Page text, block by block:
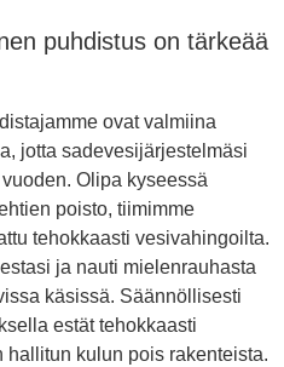
puhdistus on tärkeää
ovat valmiina
jotta sadevesijärjestelmäsi
Olipa kyseessä
poisto, tiimimme
tehokkaasti vesivahingoilta.
ja nauti mielenrauhasta
käsissä. Säännöllisesti
estät tehokkaasti
hallitun kulun pois rakenteista.